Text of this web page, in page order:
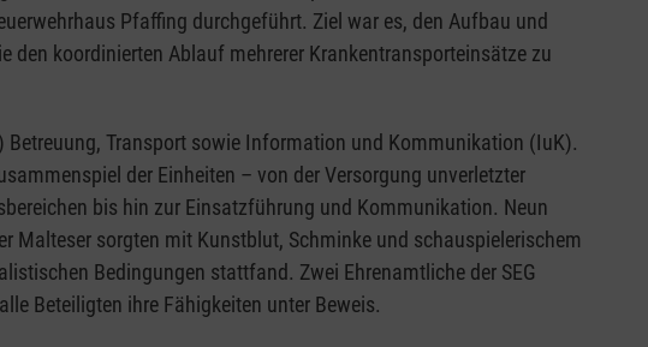
Pfaffing durchgeführt. Ziel war es, den Aufbau und
den koordinierten Ablauf mehrerer Krankentransporteinsätze zu
Betreuung, Transport sowie Information und Kommunikation (IuK).
der Einheiten – von der Versorgung unverletzter
bis hin zur Einsatzführung und Kommunikation. Neun
Malteser sorgten mit Kunstblut, Schminke und schauspielerischem
Bedingungen stattfand. Zwei Ehrenamtliche der SEG
Beteiligten ihre Fähigkeiten unter Beweis.